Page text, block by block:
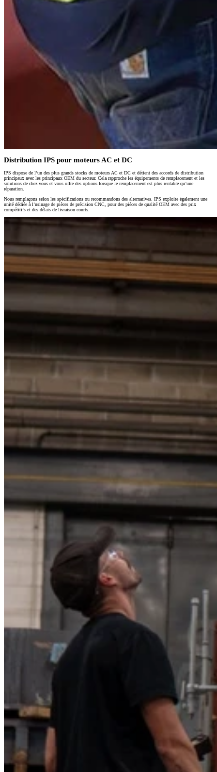
Distribution IPS pour moteurs AC et DC
IPS dispose de l’un des plus grands stocks de moteurs AC et DC et détient des accords de distribution
principaux avec les principaux OEM du secteur. Cela rapproche les équipements de remplacement et les
solutions de chez vous et vous offre des options lorsque le remplacement est plus rentable qu’une
réparation.
Nous remplaçons selon les spécifications ou recommandons des alternatives. IPS exploite également une
unité dédiée à l’usinage de pièces de précision CNC, pour des pièces de qualité OEM avec des prix
compétitifs et des délais de livraison courts.